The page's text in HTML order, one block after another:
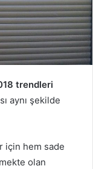
trendleri
aynı şekilde
için hem sade
olan